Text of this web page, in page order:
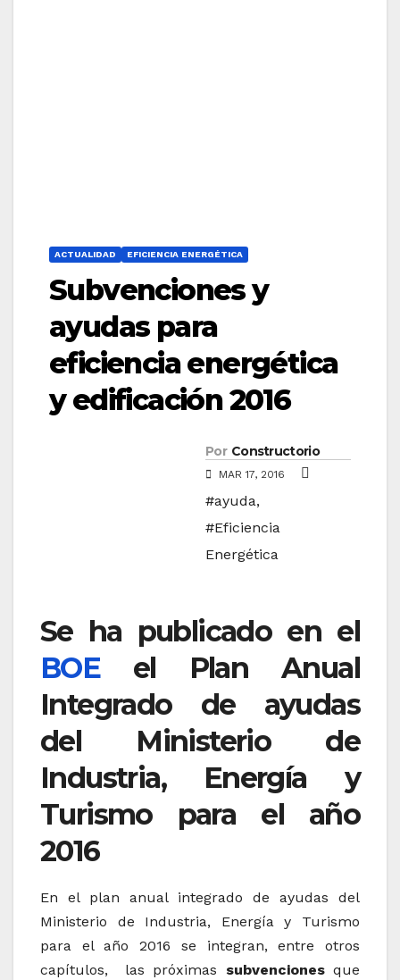
ACTUALIDAD EFICIENCIA ENERGÉTICA
Subvenciones y
ayudas para
eficiencia energética
y edificación 2016
Por Constructorio
MAR 17, 2016
#ayuda,
#Eficiencia
Energética
Se ha publicado en el
BOEel Plan Anual
Integrado de ayudas
del Ministerio de
Industria, Energía y
Turismo para el año
2016
En el plan anual integrado de ayudas del
Ministerio de Industria, Energía y Turismo
para el año 2016 se integran, entre otros
capítulos, las próximas subvencionesque